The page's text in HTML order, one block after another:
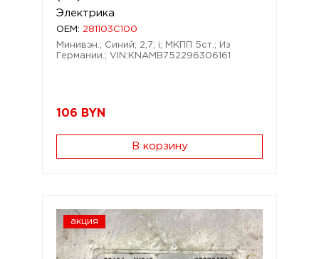
Электрика
OEM: 281103C100
Минивэн.; Синий; 2,7; i; МКПП 5ст.; Из
Германии.; VIN:KNAMB752296306161
106 BYN
В корзину
акция